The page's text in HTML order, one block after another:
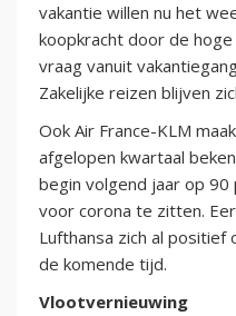
vakantie willen nu het
koopkracht door de
vraag vanuit
Zakelijke reizen blijven
Ook Air France-KLM
afgelopen kwartaal
begin volgend jaar op
voor corona te zitten.
Lufthansa zich al
de komende tijd.
Vlootvernieuwing